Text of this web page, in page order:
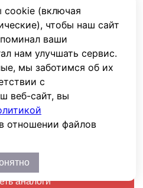
(включая
чтобы наш сайт
ваши
нам улучшать сервис.
мы заботимся об их
с
веб-сайт, вы
в отношении файлов
% ±1%
3000 ( 3 кВА / 2,7 кВт
аналоги